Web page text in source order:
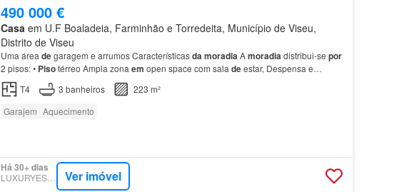
490 000 €
Casa em U.F Boaladeia, Farminhão e Torredeita, Município de Viseu,
Distrito de Viseu
Uma área degaragem e arrumos CaracterísticasdamoradiaAmoradiadistribui-se por
2 pisos: • Pisotérreo Ampla zona em open space com sala deestar, Despensa e
lavandaria 1 quarto 1
debanho •
T4 3 banheiros
223 m²
Garajem Aquecimento
Há 30+ dias
LUXURYESTATE Ver imóvel